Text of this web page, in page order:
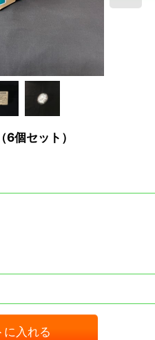
個セット）
に入れる